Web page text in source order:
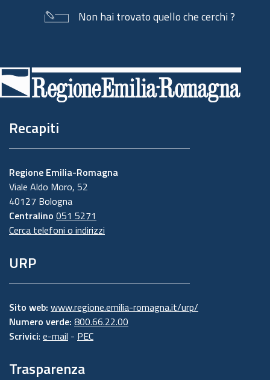
Non hai trovato quello che cerchi ?
di
pagina
Recapiti
Regione Emilia-Romagna
Viale Aldo Moro, 52
40127 Bologna
Centralino 051 5271
Cerca telefoni o indirizzi
URP
Sito web: www.regione.emilia-romagna.it/urp/
Numero verde: 800.66.22.00
Scrivici: e-mail - PEC
Trasparenza